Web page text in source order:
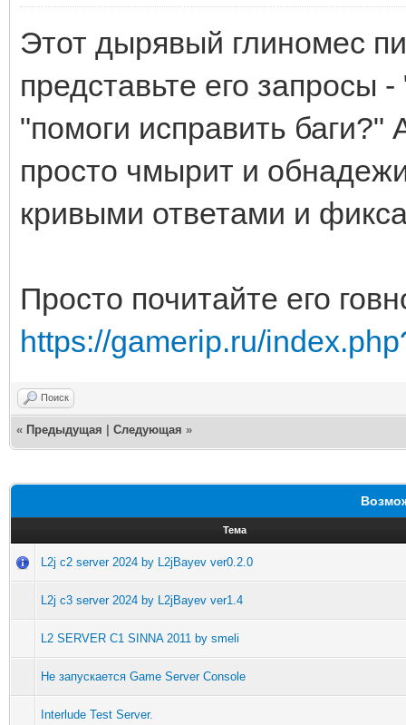
Этот дырявый глиномес
представьте его запросы
"помоги исправить
просто чмырит и
кривыми ответами и
Просто почитайте его
https://gamerip.ru/
Поиск
« Предыдущая Следующая »
Тема
L2j c2 server 2024 by L2jBayev ver0.2.0
L2j c3 server 2024 by L2jBayev ver1.4
L2 SERVER C1 SINNA 2011 by smeli
Не запускается Game Server Console
Interlude Test Server.